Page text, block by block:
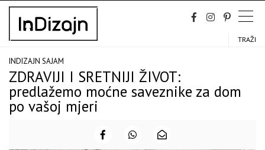
Skip
content
TRAŽI
INDIZAJN SAJAM
ZDRAVIJI I SRETNIJI ŽIVOT:
predlažemo moćne saveznike za dom
po vašoj mjeri